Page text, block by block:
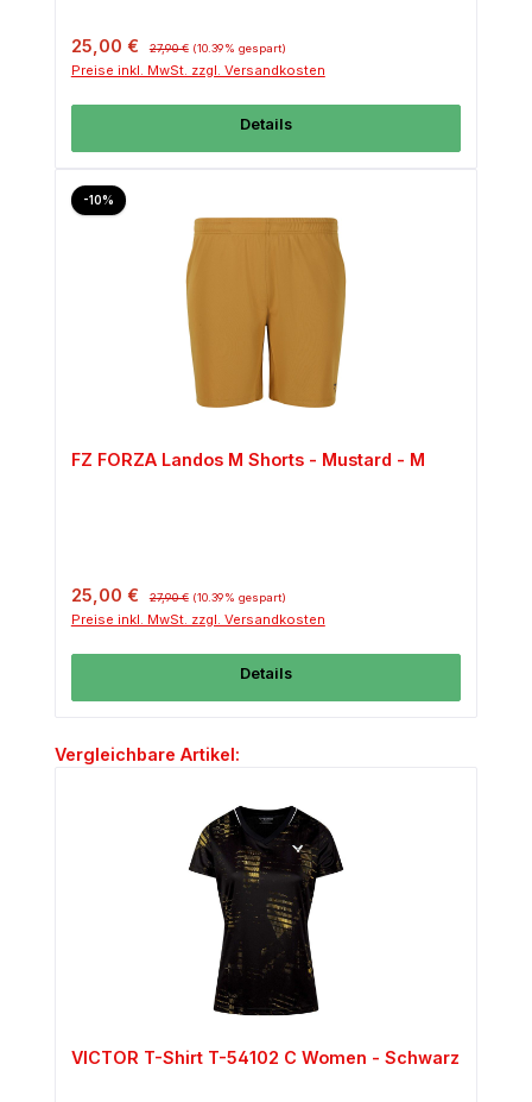
Verkaufspreis:
25,00 € 27,90 € (10.39% gespart)
Preise inkl. MwSt. zzgl. Versandkosten
Details
-10%Rabatt
FZ FORZA Landos M Shorts - Mustard - M
Verkaufspreis:
25,00 € 27,90 € (10.39% gespart)
Preise inkl. MwSt. zzgl. Versandkosten
Details
Produktgalerie überspringen
Vergleichbare Artikel:
VICTOR T-Shirt T-54102 C Women - Schwarz